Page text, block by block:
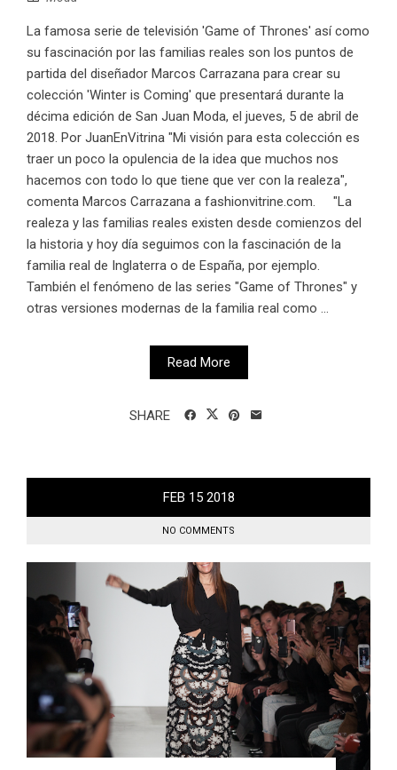
La famosa serie de televisión 'Game of Thrones' así como
su fascinación por las familias reales son los puntos de
partida del diseñador Marcos Carrazana para crear su
colección 'Winter is Coming' que presentará durante la
décima edición de San Juan Moda, el jueves, 5 de abril de
2018. Por JuanEnVitrina "Mi visión para esta colección es
traer un poco la opulencia de la idea que muchos nos
hacemos con todo lo que tiene que ver con la realeza",
comenta Marcos Carrazana a fashionvitrine.com. "La
realeza y las familias reales existen desde comienzos del
la historia y hoy día seguimos con la fascinación de la
familia real de Inglaterra o de España, por ejemplo.
También el fenómeno de las series "Game of Thrones" y
otras versiones modernas de la familia real como ...
Read More
SHARE
FEB 15 2018
NO COMMENTS